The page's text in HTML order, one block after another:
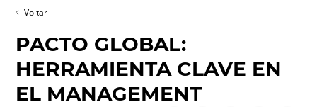
Voltar
PACTO GLOBAL:
HERRAMIENTA CLAVE EN
EL MANAGEMENT